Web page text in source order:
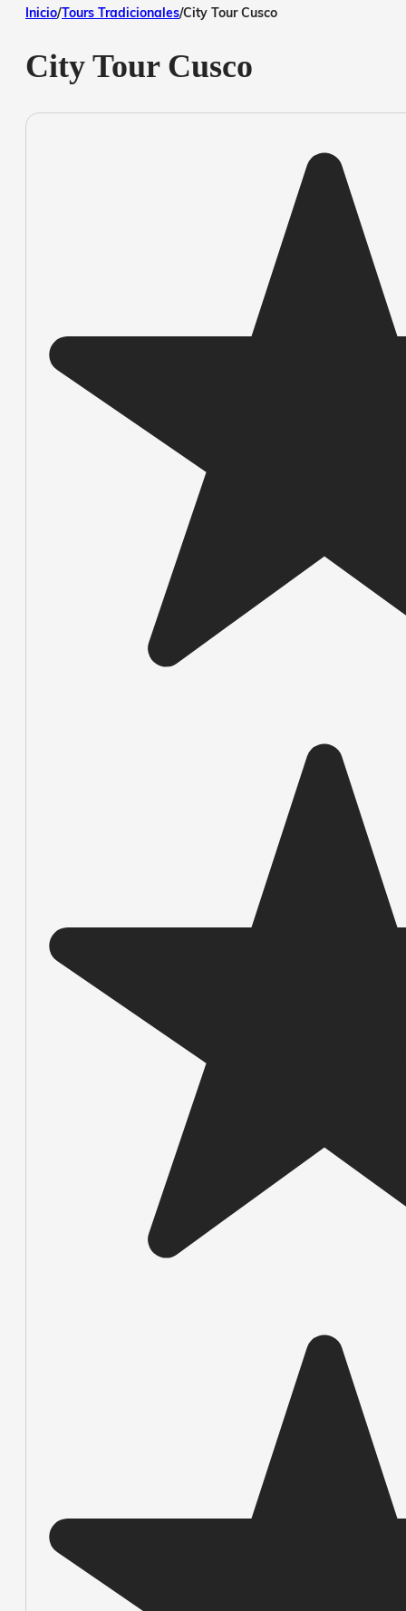
Inicio/Tours Tradicionales/City Tour Cusco
City Tour Cusco